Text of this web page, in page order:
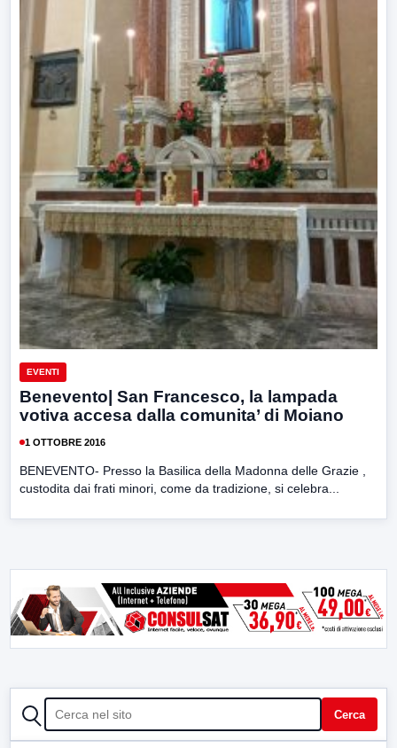
EVENTI
Benevento| San Francesco, la lampada
votiva accesa dalla comunita’ di Moiano
1 OTTOBRE 2016
BENEVENTO- Presso la Basilica della Madonna delle Grazie ,
custodita dai frati minori, come da tradizione, si celebra...
CERCA Cerca